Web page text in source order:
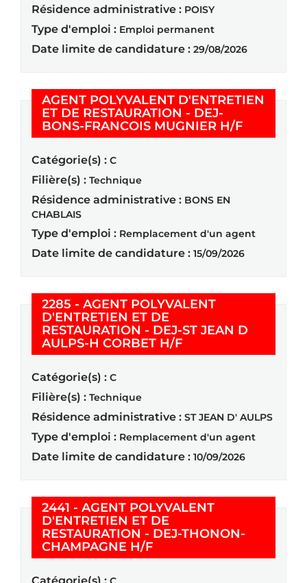
Résidence administrative : POISY
Type d'emploi : Emploi permanent
Date limite de candidature : 29/08/2026
AGENT POLYVALENT D'ENTRETIEN
ET DE RESTAURATION - DEJ-
BONS-FRANCOIS MUGNIER H/F(Nouvelle
Catégorie(s) : C
Filière(s) : Technique
Résidence administrative : BONS EN
CHABLAIS
Type d'emploi : Remplacement d'un agent
Date limite de candidature : 15/09/2026
2285 - AGENT POLYVALENT
D'ENTRETIEN ET DE
RESTAURATION - DEJ-ST JEAN D
AULPS-H CORBET H/F(Nouvelle fenêtre)
Catégorie(s) : C
Filière(s) : Technique
Résidence administrative : ST JEAN D' AULPS
Type d'emploi : Remplacement d'un agent
Date limite de candidature : 10/09/2026
2441 - AGENT POLYVALENT
D'ENTRETIEN ET DE
RESTAURATION - DEJ-THONON-
CHAMPAGNE H/F(Nouvelle fenêtre)